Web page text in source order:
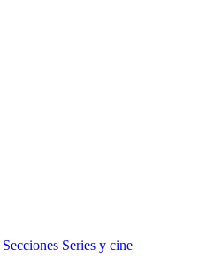
Secciones Series y cine